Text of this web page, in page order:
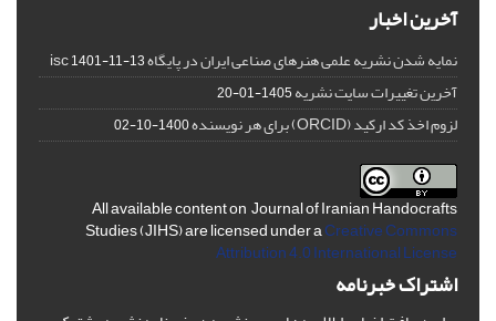
آخرین اخبار
نمایه شدن نشریه علمی هنرهای صناعی ایران در پایگاه isc1401-11-13
آخرین تغییرات سایت نشریه1405-01-20
لزوم اخذ کد ارکید (ORCID) برای هر نویسنده 1400-10-02
All available content on Journal of Iranian Handocrafts
Studies (JIHS) are licensed under aCreative Commons
Attribution 4.0 International License
اشتراک خبرنامه